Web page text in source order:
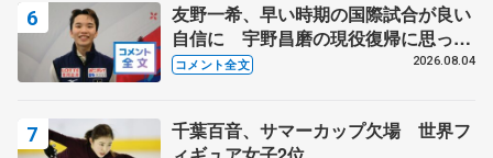
友野一希、早い時期の国際試合が良い
自信に 宇野昌磨の現役復帰に思って
いること 【アジアンオープントロフ
コメント全文 2026.08.04
千葉百音、サマーカップ欠場 世界フ